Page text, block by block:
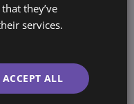
de
they’ve
services.
ACCEPT ALL